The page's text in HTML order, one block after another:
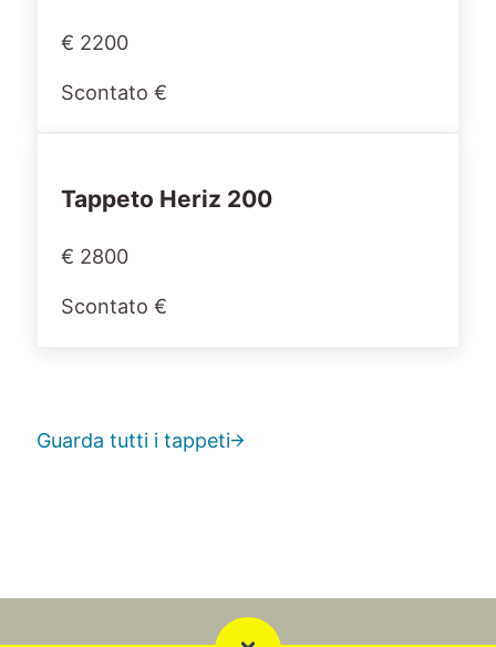
€ 2200
Scontato €
Tappeto Heriz 200
€ 2800
Scontato €
Guarda tutti i tappeti